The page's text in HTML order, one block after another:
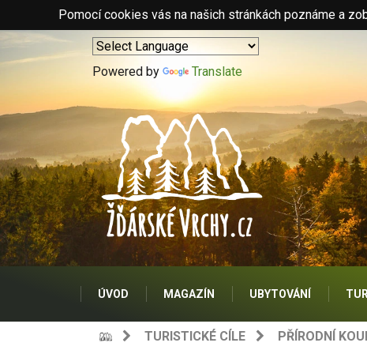
Pomocí cookies vás na našich stránkách poznáme a
Powered by Translate
ÚVOD MAGAZÍN UBYTOVÁNÍ
TURISTICKÉ CÍLE PŘÍRODNÍ